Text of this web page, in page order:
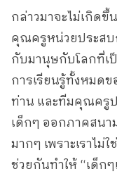
กล่าวมาจะไม่เกิด
คุณครูหน่วยประส
กับมานุษกับโลกที่เ
การเรียนรู้ทั้งหมด
ท่าน และทีมคุณครู
เด็กๆ ออกภาคสนา
มากๆ เพราะเราไม่
ช่วยกันทำให้ “เด็กๆ